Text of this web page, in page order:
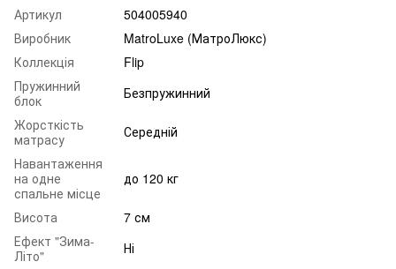
Артикул
504005940
Виробник
MatroLuxe (МатроЛюкс)
Коллекція
Flip
Пружинний
блок
Безпружинний
Жорсткість
матрасу
Середній
Навантаження
на одне
спальне місце
до 120 кг
Висота
7 см
Ефект "Зима-
Літо"
Ні